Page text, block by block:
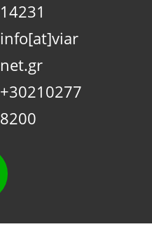
14231
info[at]viar
net.gr
+30210277
8200